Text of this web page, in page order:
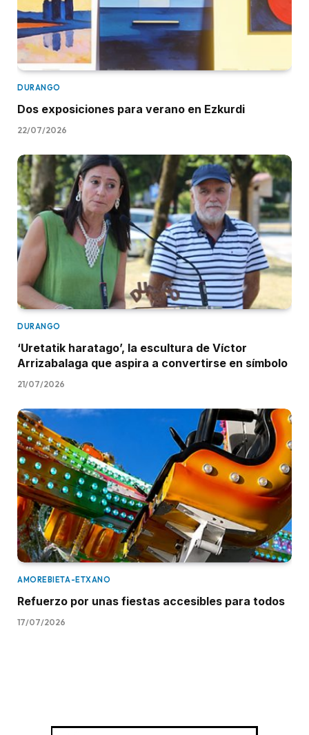
DURANGO
Dos exposiciones para verano en Ezkurdi
22/07/2026
DURANGO
‘Uretatik haratago’, la escultura de Víctor
Arrizabalaga que aspira a convertirse en símbolo
21/07/2026
AMOREBIETA-ETXANO
Refuerzo por unas fiestas accesibles para todos
17/07/2026